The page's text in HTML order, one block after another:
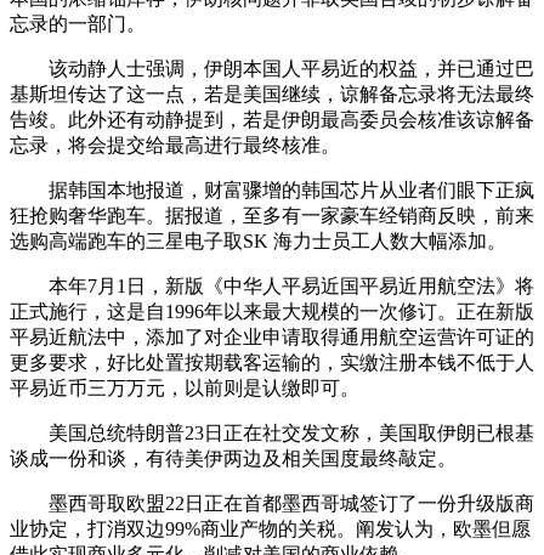
忘录的一部门。
该动静人士强调，伊朗本国人平易近的权益，并已通过巴
基斯坦传达了这一点，若是美国继续，谅解备忘录将无法最终
告竣。此外还有动静提到，若是伊朗最高委员会核准该谅解备
忘录，将会提交给最高进行最终核准。
据韩国本地报道，财富骤增的韩国芯片从业者们眼下正疯
狂抢购奢华跑车。据报道，至多有一家豪车经销商反映，前来
选购高端跑车的三星电子取SK 海力士员工人数大幅添加。
本年7月1日，新版《中华人平易近国平易近用航空法》将
正式施行，这是自1996年以来最大规模的一次修订。正在新版
平易近航法中，添加了对企业申请取得通用航空运营许可证的
更多要求，好比处置按期载客运输的，实缴注册本钱不低于人
平易近币三万万元，以前则是认缴即可。
美国总统特朗普23日正在社交发文称，美国取伊朗已根基
谈成一份和谈，有待美伊两边及相关国度最终敲定。
墨西哥取欧盟22日正在首都墨西哥城签订了一份升级版商
业协定，打消双边99%商业产物的关税。阐发认为，欧墨但愿